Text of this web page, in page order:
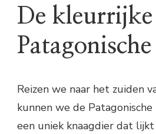
De kleurrijke
Reizen we naar het zuiden
kunnen we de
een uniek knaagdier dat